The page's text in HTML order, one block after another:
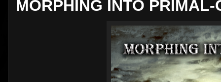
MORPHING INTO